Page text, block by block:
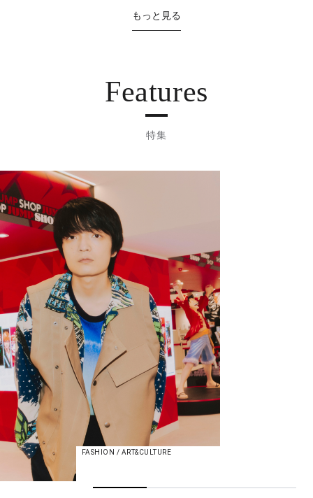
もっと見る
Features
特集
FASHION / ART&CULTURE